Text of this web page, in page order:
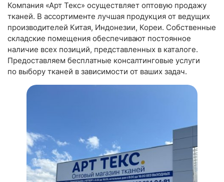
Компания «Арт Текс» осуществляет оптовую продажу
тканей. В ассортименте лучшая продукция от ведущих
производителей Китая, Индонезии, Кореи. Собственные
складские помещения обеспечивают постоянное
наличие всех позиций, представленных в каталоге.
Предоставляем бесплатные консалтинговые услуги
по выбору тканей в зависимости от ваших задач.